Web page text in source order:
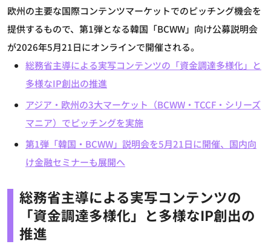
欧州の主要な国際コンテンツマーケットでのピッチング機会を
提供するもので、第1弾となる韓国「BCWW」向け公募説明会
が2026年5月21日にオンラインで開催される。
総務省主導による実写コンテンツの「資金調達多様化」と
多様なIP創出の推進
アジア・欧州の3大マーケット（BCWW・TCCF・シリーズ
マニア）でピッチングを実施
第1弾「韓国・BCWW」説明会を5月21日に開催、国内向
け金融セミナーも展開へ
総務省主導による実写コンテンツの
「資金調達多様化」と多様なIP創出の
推進